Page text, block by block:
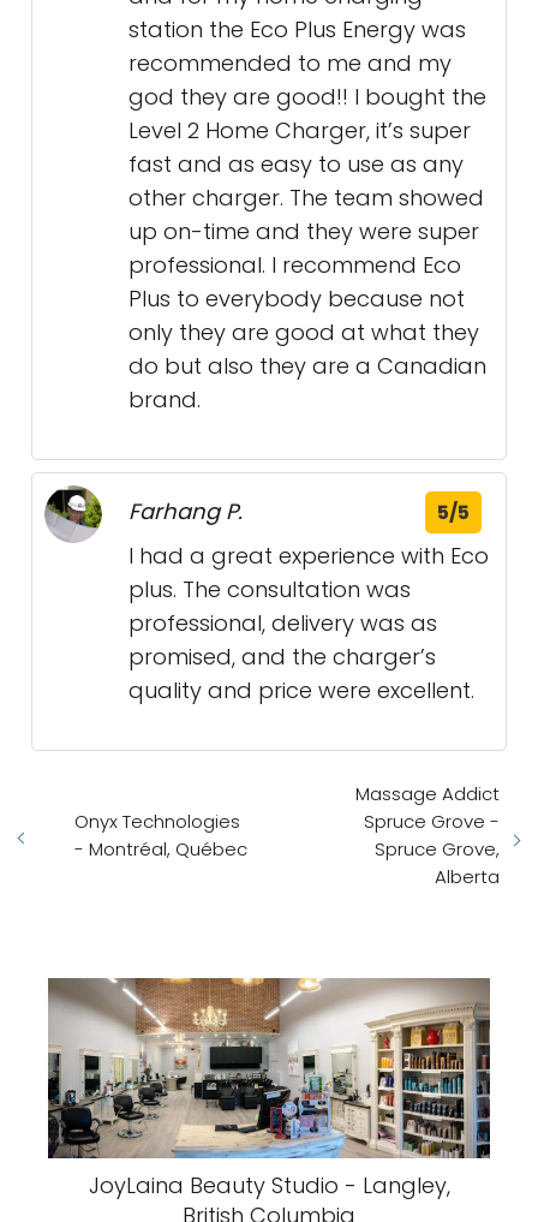
station the Eco Plus Energy was
recommended to me and my
god they are good!! I bought the
Level 2 Home Charger, it’s super
fast and as easy to use as any
other charger. The team showed
up on-time and they were super
professional. I recommend Eco
Plus to everybody because not
only they are good at what they
do but also they are a Canadian
brand.
Farhang P. 5/5
I had a great experience with Eco
plus. The consultation was
professional, delivery was as
promised, and the charger’s
quality and price were excellent.
Onyx Technologies
- Montréal, Québec
Massage Addict
Spruce Grove -
Spruce Grove,
Alberta
JoyLaina Beauty Studio - Langley,
British Columbia